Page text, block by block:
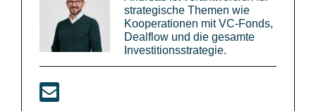
strategische Themen wie
Kooperationen mit VC-Fonds,
Dealflow und die gesamte
Investitionsstrategie.